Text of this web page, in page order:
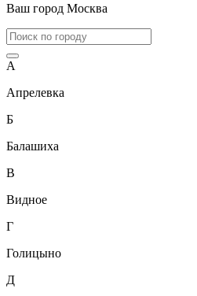
Ваш город Москва
А
Апрелевка
Б
Балашиха
В
Видное
Г
Голицыно
Д